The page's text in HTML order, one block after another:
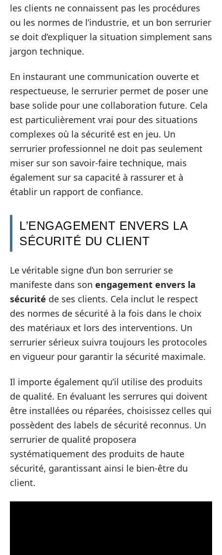
les clients ne connaissent pas les procédures
ou les normes de l’industrie, et un bon serrurier
se doit d’expliquer la situation simplement sans
jargon technique.
En instaurant une communication ouverte et
respectueuse, le serrurier permet de poser une
base solide pour une collaboration future. Cela
est particulièrement vrai pour des situations
complexes où la sécurité est en jeu. Un
serrurier professionnel ne doit pas seulement
miser sur son savoir-faire technique, mais
également sur sa capacité à rassurer et à
établir un rapport de confiance.
L’ENGAGEMENT ENVERS LA
SÉCURITÉ DU CLIENT
Le véritable signe d’un bon serrurier se
manifeste dans son engagement envers la
sécurité de ses clients. Cela inclut le respect
des normes de sécurité à la fois dans le choix
des matériaux et lors des interventions. Un
serrurier sérieux suivra toujours les protocoles
en vigueur pour garantir la sécurité maximale.
Il importe également qu’il utilise des produits
de qualité. En évaluant les serrures qui doivent
être installées ou réparées, choisissez celles qui
possèdent des labels de sécurité reconnus. Un
serrurier de qualité proposera
systématiquement des produits de haute
sécurité, garantissant ainsi le bien-être du
client.